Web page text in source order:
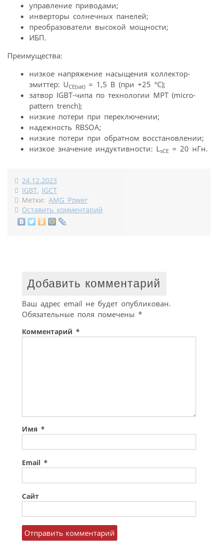
управление приводами;
инверторы солнечных панелей;
преобразователи высокой мощности;
ИБП.
Преимущества:
низкое напряжение насыщения коллектор-
эмиттер: UCE(sat) = 1,5 В (при +25 °С);
затвор IGBT-чипа по технологии MPT (micro-
pattern trench);
низкие потери при переключении;
надежность RBSOA;
низкие потери при обратном восстановлении;
низкое значение индуктивности: LsCE = 20 нГн.
24.12.2023
IGBT, IGCT
Метки: AMG Power
Оставить комментарий
Добавить комментарий
Ваш адрес email не будет опубликован.
Обязательные поля помечены *
Комментарий *
Имя *
Email *
Сайт